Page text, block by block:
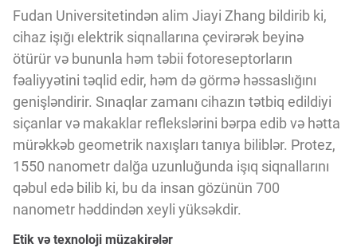
Fudan Universitetindən alim Jiayi Zhang bildirib ki,
cihaz işığı elektrik siqnallarına çevirərək beyinə
ötürür və bununla həm təbii fotoreseptorların
fəaliyyətini təqlid edir, həm də görmə həssaslığını
genişləndirir. Sınaqlar zamanı cihazın tətbiq edildiyi
siçanlar və makaklar reflekslərini bərpa edib və hətta
mürəkkəb geometrik naxışları tanıya biliblər. Protez,
1550 nanometr dalğa uzunluğunda işıq siqnallarını
qəbul edə bilib ki, bu da insan gözünün 700
nanometr həddindən xeyli yüksəkdir.
Etik və texnoloji müzakirələr